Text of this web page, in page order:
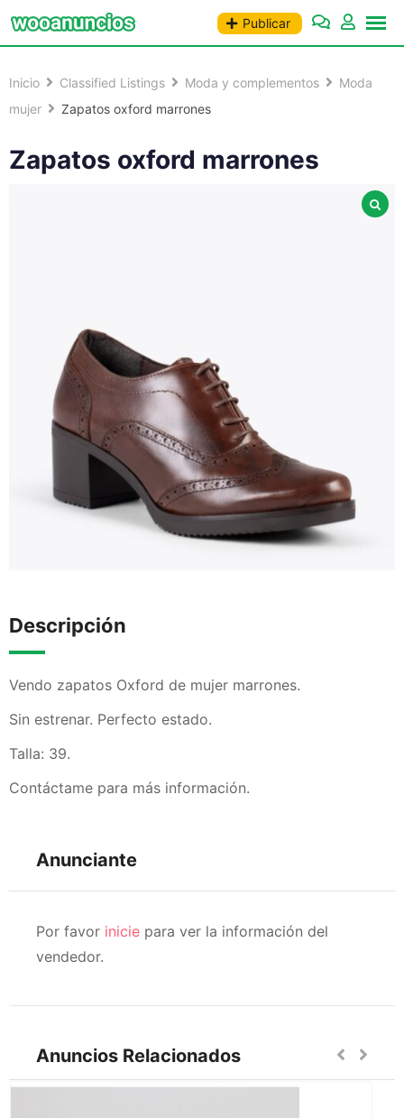
Saltar
Publicar
Inicio Classified Listings Moda y complementos
Moda
mujer
Zapatos oxford marrones
Zapatos oxford marrones
Descripción
Vendo zapatos Oxford de mujer marrones.
Sin estrenar. Perfecto estado.
Talla: 39.
Contáctame para más información.
Anunciante
Por favor inicie para ver la información del
vendedor.
Anuncios Relacionados